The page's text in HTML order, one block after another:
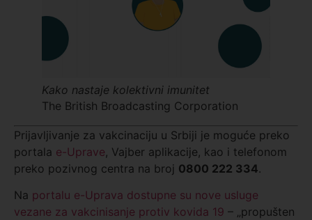
Kako nastaje kolektivni imunitet
The British Broadcasting Corporation
Prijavljivanje za vakcinaciju u Srbiji je moguće preko
portala e-Uprave, Vajber aplikacije, kao i telefonom
preko pozivnog centra na broj 0800 222 334.
Na portalu e-Uprava dostupne su nove usluge
vezane za vakcinisanje protiv kovida 19 – „propušten